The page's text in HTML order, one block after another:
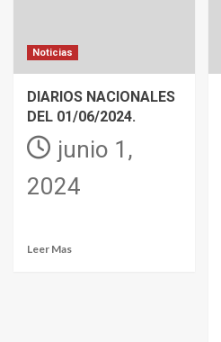
Noticias
DIARIOS NACIONALES
DEL 01/06/2024.
junio 1,
2024
Leer Mas